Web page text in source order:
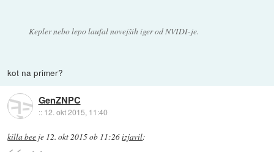
Kepler nebo lepo laufal novejših iger od NVIDI-je.
kot na primer?
GenZNPC
:: 12. okt 2015, 11:40
killa bee je 12. okt 2015 ob 11:26izjavil: